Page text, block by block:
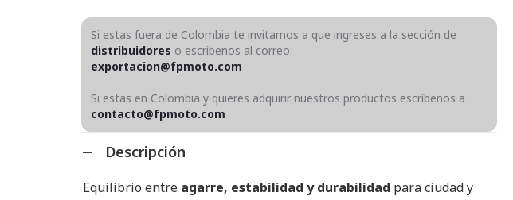
Si estas fuera de Colombia te invitamos a que ingreses a la sección de
distribuidores o escribenos al correo
exportacion@fpmoto.com
Si estas en Colombia y quieres adquirir nuestros productos escríbenos a
contacto@fpmoto.com
Descripción
Equilibrio entre agarre, estabilidad y durabilidad para ciudad y